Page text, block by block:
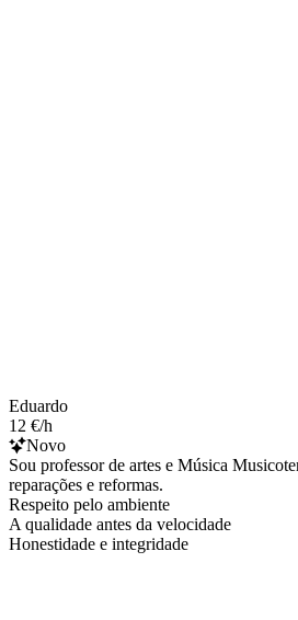
Eduardo
12 €/h
Novo
Sou professor de artes e Música
reparações e reformas.
Respeito pelo ambiente
A qualidade antes da velocidade
Honestidade e integridade